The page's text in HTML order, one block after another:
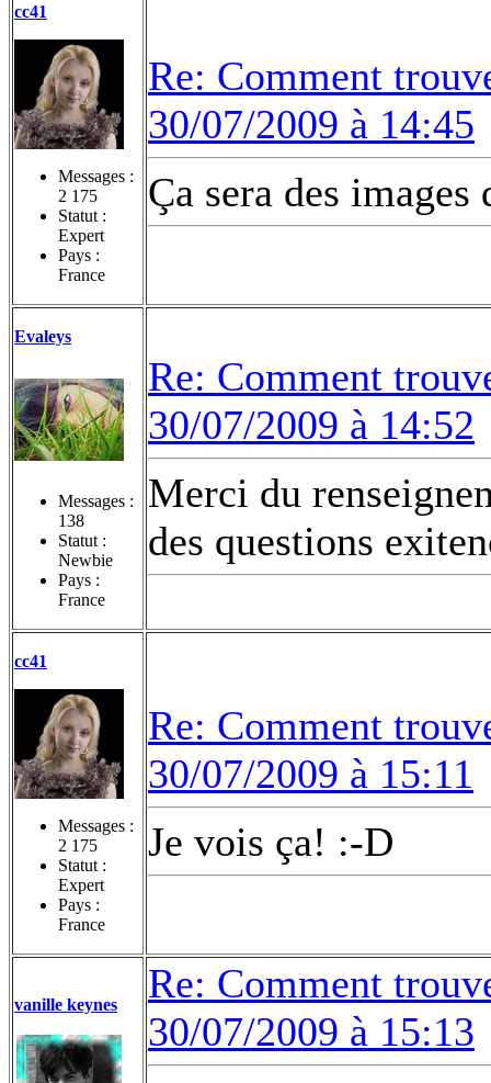
cc41
Messages :
2 175
Statut :
Expert
Pays :
France
Re: Comment
30/07/2009 à 14:45
Ça sera des images
Evaleys
Messages :
138
Statut :
Newbie
Pays :
France
Re: Comment
30/07/2009 à 14:52
Merci du
des questions
cc41
Messages :
2 175
Statut :
Expert
Pays :
France
Re: Comment
30/07/2009 à 15:11
Je vois ça! :-D
vanille keynes
Re: Comment
30/07/2009 à 15:13